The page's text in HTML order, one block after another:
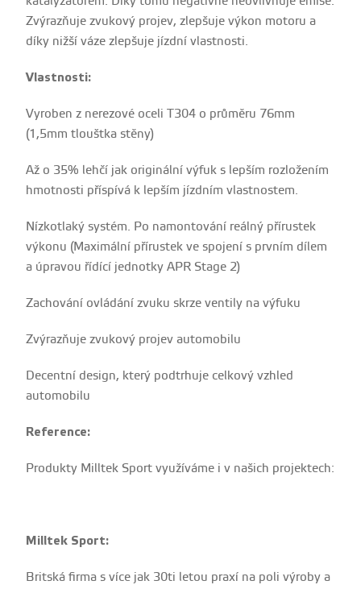
Zvýrazňuje zvukový projev, zlepšuje výkon motoru a
díky nižší váze zlepšuje jízdní vlastnosti.
Vlastnosti:
Vyroben z nerezové oceli T304 o průměru 76mm
(1,5mm tlouštka stěny)
Až o 35% lehčí jak originální výfuk s lepším rozložením
hmotnosti příspívá k lepším jízdním vlastnostem.
Nízkotlaký systém. Po namontování reálný přírustek
výkonu (Maximální přírustek ve spojení s prvním dílem
a úpravou řídící jednotky APR Stage 2)
Zachování ovládání zvuku skrze ventily na výfuku
Zvýrazňuje zvukový projev automobilu
Decentní design, který podtrhuje celkový vzhled
automobilu
Reference:
Produkty Milltek Sport využíváme i v našich projektech:
Milltek Sport:
Britská firma s více jak 30ti letou praxí na poli výroby a